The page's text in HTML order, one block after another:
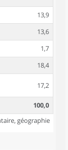
13,9
13,6
1,7
18,4
17,2
100,0
géographie